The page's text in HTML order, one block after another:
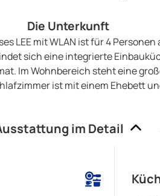
Die Unterkunft
LEE mit WLAN ist für 4
sich eine integrierte
Im Wohnbereich steht eine
ist mit einem Ehebett
im Detail